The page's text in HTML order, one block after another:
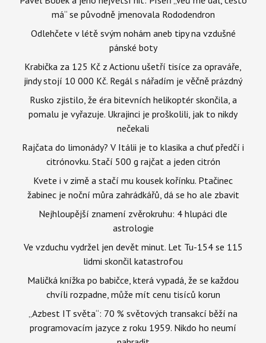
má“ se původně jmenovala Rododendron
Odlehčete v létě svým nohám aneb tipy na vzdušné
pánské boty
Krabička za 125 Kč z Actionu ušetří tisíce za opraváře,
jindy stojí 10 000 Kč. Regál s nářadím je věčně prázdný
Rusko zjistilo, že éra bitevních helikoptér skončila, a
pomalu je vyřazuje. Ukrajinci je proškolili, jak to nikdy
nečekali
Rajčata do limonády? V Itálii je to klasika a chuť předčí i
citrónovku. Stačí 500 g rajčat a jeden citrón
Kvete i v zimě a stačí mu kousek kořínku. Ptačinec
žabinec je noční můra zahrádkářů, dá se ho ale zbavit
Nejhloupější znamení zvěrokruhu: 4 hlupáci dle
astrologie
Ve vzduchu vydržel jen devět minut. Let Tu-154 se 115
lidmi skončil katastrofou
Maličká knížka po babičce, která vypadá, že se každou
chvíli rozpadne, může mít cenu tisíců korun
„Azbest IT světa“: 70 % světových transakcí běží na
programovacím jazyce z roku 1959. Nikdo ho neumí